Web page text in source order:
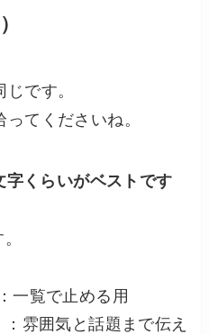
です。
てくださいね。
くらいがベストです
：一覧で止める用
：雰囲気と話題まで伝え